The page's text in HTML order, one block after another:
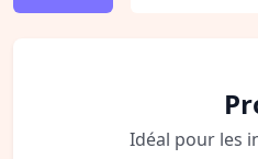
Idéal pour les